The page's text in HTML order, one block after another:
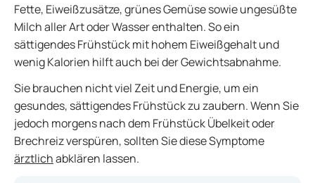
Fette, Eiweißzusätze, grünes Gemüse sowie ungesüßte
Milch aller Art oder Wasser enthalten. So ein
sättigendes Frühstück mit hohem Eiweißgehalt und
wenig Kalorien hilft auch bei der Gewichtsabnahme.
Sie brauchen nicht viel Zeit und Energie, um ein
gesundes, sättigendes Frühstück zu zaubern. Wenn Sie
jedoch morgens nach dem Frühstück Übelkeit oder
Brechreiz verspüren, sollten Sie diese Symptome
ärztlichabklären lassen.